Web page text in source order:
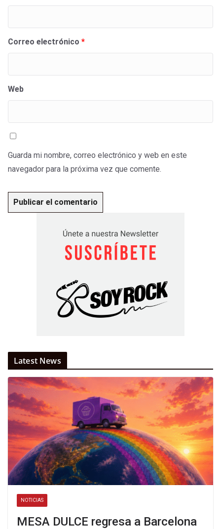
Correo electrónico *
Web
Guarda mi nombre, correo electrónico y web en este
navegador para la próxima vez que comente.
Latest News
NOTICIAS
MESA DULCE regresa a Barcelona